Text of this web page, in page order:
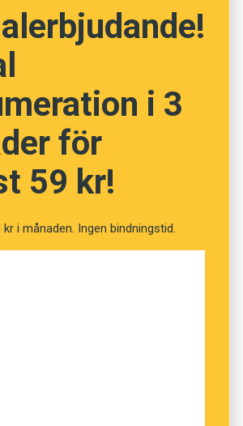
dialekterna i Norrland utom
södra Hälsingland. Samma sak
norska dialekter, framför
i 3
för
59 kr!
i månaden. Ingen bindningstid.